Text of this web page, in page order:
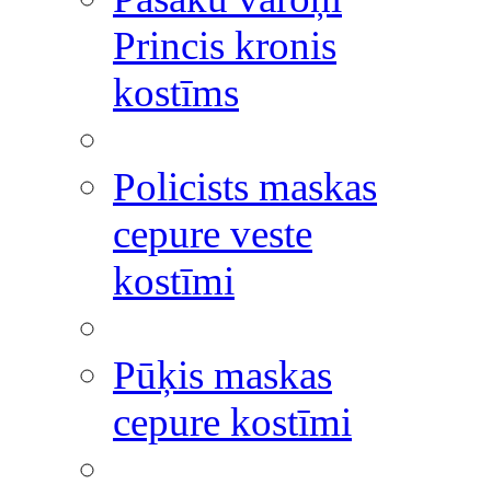
Princis kronis
kostīms
Policists maskas
cepure veste
kostīmi
Pūķis maskas
cepure kostīmi